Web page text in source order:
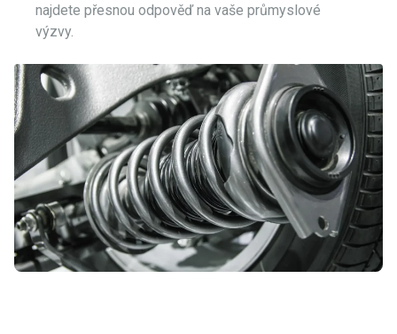
najdete přesnou odpověď na vaše průmyslové
výzvy.